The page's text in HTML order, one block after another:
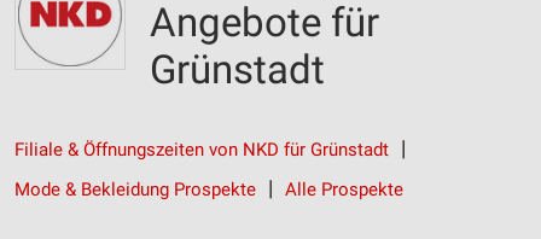
Angebote für
Grünstadt
Filiale & Öffnungszeiten von NKD für Grünstadt
Mode & Bekleidung Prospekte
Alle Prospekte